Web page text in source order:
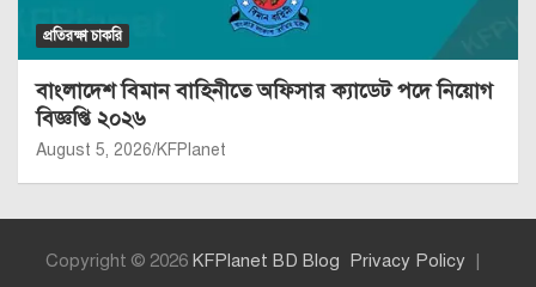
প্রতিরক্ষা চাকরি
বাংলাদেশ বিমান বাহিনীতে অফিসার ক্যাডেট পদে নিয়োগ
বিজ্ঞপ্তি ২০২৬
August 5, 2026 KFPlanet
Copyright © 2026 KFPlanet BD Blog Privacy Policy